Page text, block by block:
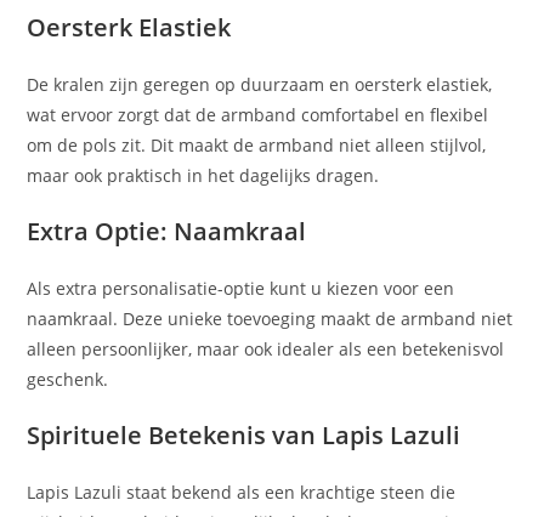
Oersterk Elastiek
De kralen zijn geregen op duurzaam en oersterk elastiek,
wat ervoor zorgt dat de armband comfortabel en flexibel
om de pols zit. Dit maakt de armband niet alleen stijlvol,
maar ook praktisch in het dagelijks dragen.
Extra Optie: Naamkraal
Als extra personalisatie-optie kunt u kiezen voor een
naamkraal. Deze unieke toevoeging maakt de armband niet
alleen persoonlijker, maar ook idealer als een betekenisvol
geschenk.
Spirituele Betekenis van Lapis Lazuli
Lapis Lazuli staat bekend als een krachtige steen die